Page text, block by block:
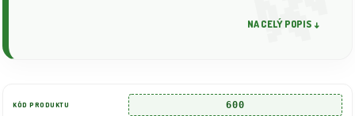
NA CELÝ POPIS ↓
KÓD PRODUKTU 600